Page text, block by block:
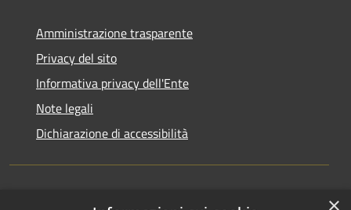
Amministrazione trasparente
Privacy del sito
Informativa privacy dell'Ente
Note legali
Dichiarazione di accessibilità